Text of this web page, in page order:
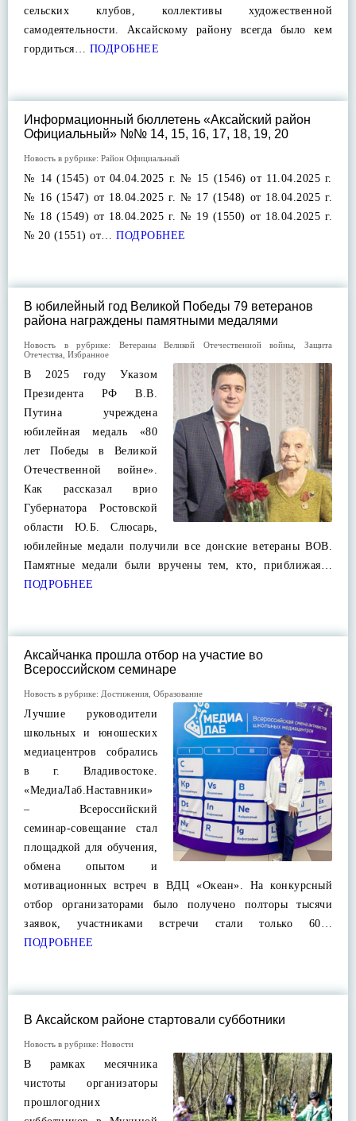
сельских клубов, коллективы художественной
самодеятельности. Аксайскому району всегда было кем
гордиться… ПОДРОБНЕЕ
Информационный бюллетень «Аксайский район
Официальный» №№ 14, 15, 16, 17, 18, 19, 20
Новость в рубрике: Район Официальный
№ 14 (1545) от 04.04.2025 г. № 15 (1546) от 11.04.2025 г.
№ 16 (1547) от 18.04.2025 г. № 17 (1548) от 18.04.2025 г.
№ 18 (1549) от 18.04.2025 г. № 19 (1550) от 18.04.2025 г.
№ 20 (1551) от… ПОДРОБНЕЕ
В юбилейный год Великой Победы 79 ветеранов
района награждены памятными медалями
Новость в рубрике: Ветераны Великой Отечественной войны ,Защита
Отечества Избранное
В 2025 году Указом
Президента РФ В.В.
Путина учреждена
юбилейная медаль «80
лет Победы в Великой
Отечественной войне».
Как рассказал врио
Губернатора Ростовской
области Ю.Б. Слюсарь,
юбилейные медали получили все донские ветераны ВОВ.
Памятные медали были вручены тем, кто, приближая…
ПОДРОБНЕЕ
Аксайчанка прошла отбор на участие во
Всероссийском семинаре
Новость в рубрике: Достижения Образование
Лучшие руководители
школьных и юношеских
медиацентров собрались
в г. Владивостоке.
«МедиаЛаб.Наставники»
– Всероссийский
семинар-совещание стал
площадкой для обучения,
обмена опытом и
мотивационных встреч в ВДЦ «Океан». На конкурсный
отбор организаторами было получено полторы тысячи
заявок, участниками встречи стали только 60…
ПОДРОБНЕЕ
В Аксайском районе стартовали субботники
Новость в рубрике: Новости
В рамках месячника
чистоты организаторы
прошлогодних